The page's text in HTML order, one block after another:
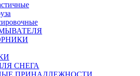
СНЕГА
ПРИНАДЛЕЖНОСТИ